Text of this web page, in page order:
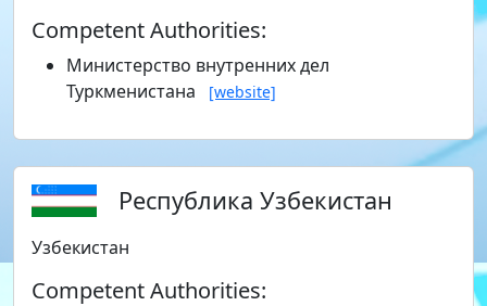
Competent Authorities:
Министерство внутренних дел
Туркменистана
[website]
Республика Узбекистан
Узбекистан
Competent Authorities: